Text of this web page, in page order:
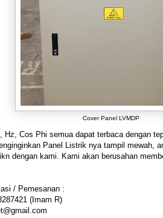
Cover Panel LVMDP
Hz, Cos Phi semua dapat terbaca dengan
Panel Listrik nya tampil mewah,
dengan kami. Kami akan berusahan
/ Pemesanan :
(Imam R)